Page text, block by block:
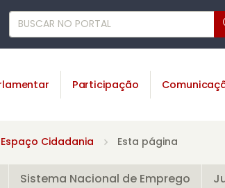
Participação
Espaço Cidadania Esta página
Sistema Nacional de Emprego